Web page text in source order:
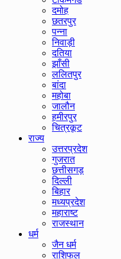
दमोह
छतरपुर
पन्ना
निवाड़ी
दतिया
झाँसी
ललितपुर
बांदा
महोबा
जालौन
हमीरपुर
चित्रकूट
राज्य
उत्तरप्रदेश
गुजरात
छत्तीसगड़
दिल्ली
बिहार
मध्यप्रदेश
महाराष्ट
राजस्थान
धर्म
जैन धर्म
राशिफल